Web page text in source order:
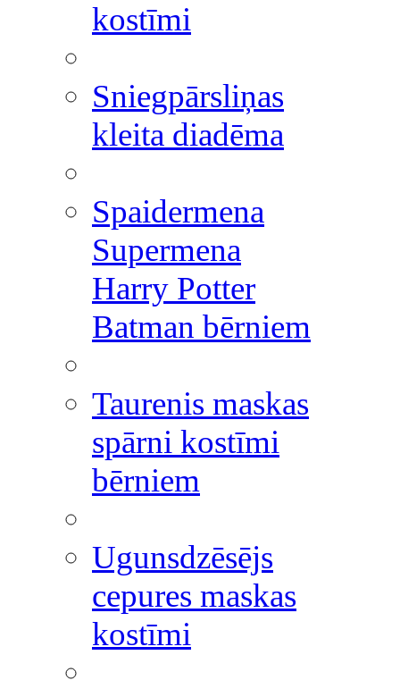
kostīmi
Sniegpārsliņas
kleita diadēma
Spaidermena
Supermena
Harry Potter
Batman bērniem
Taurenis maskas
spārni kostīmi
bērniem
Ugunsdzēsējs
cepures maskas
kostīmi